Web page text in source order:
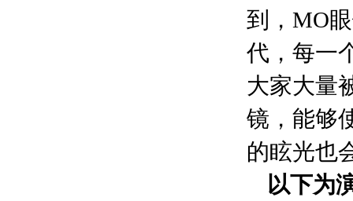
到，MO
代，每一
大家大量
镜，能够
的眩光也
以下为